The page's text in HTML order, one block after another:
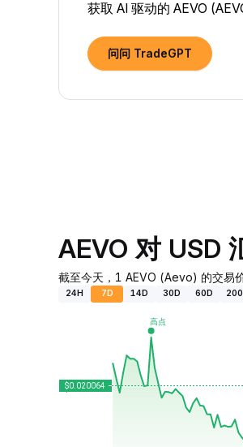
获取 AI 驱动的 AEVO
问问 TradeGPT
AEVO 对 USD
截至今天，1 AEVO (Aevo) 的交易
24H 7D 14D 30D 60D